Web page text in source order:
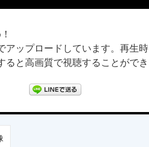
アップロードしています。再生
ると高画質で視聴することができ